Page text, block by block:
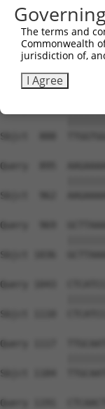
The terms and
Commonwealth
jurisdiction of,
I Agree